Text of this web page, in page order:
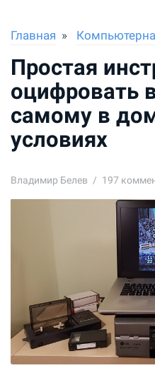
Главная
Простая
оцифровать
самому в
условиях
Владимир Белев 197